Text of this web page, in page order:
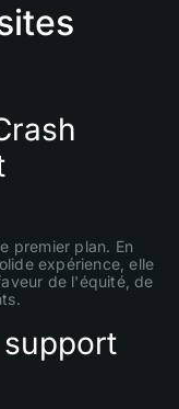
premier plan. En
expérience, elle
de l'équité, de